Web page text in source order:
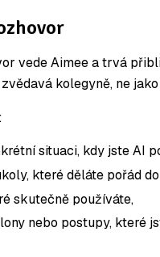
vede Aimee a trvá
kolegyně, ne
situaci, kdy jste AI
které děláte pořád
skutečně používáte,
nebo postupy, které